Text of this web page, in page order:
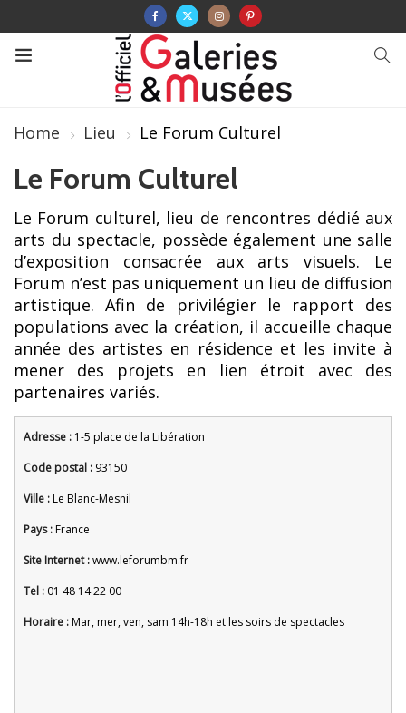
Home Lieu Le Forum Culturel
Le Forum Culturel
Le Forum culturel, lieu de rencontres dédié aux
arts du spectacle, possède également une salle
d’exposition consacrée aux arts visuels. Le
Forum n’est pas uniquement un lieu de diffusion
artistique. Afin de privilégier le rapport des
populations avec la création, il accueille chaque
année des artistes en résidence et les invite à
mener des projets en lien étroit avec des
partenaires variés.
Adresse : 1-5 place de la Libération
Code postal : 93150
Ville :Le Blanc-Mesnil
Pays :France
Site Internet :www.leforumbm.fr
Tel : 01 48 14 22 00
Horaire :Mar, mer, ven, sam 14h-18h et les soirs de spectacles